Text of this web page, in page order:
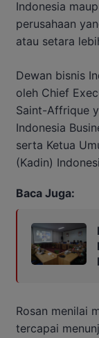
Indonesia
perusahaan
atau setara
Dewan bisnis
oleh Chief
Saint-Affrique
Indonesia
serta Ketua
(Kadin)
Baca Juga:
Rosan menilai
tercapai